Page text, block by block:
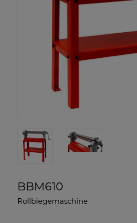
BBM610
Rollbiegemaschine